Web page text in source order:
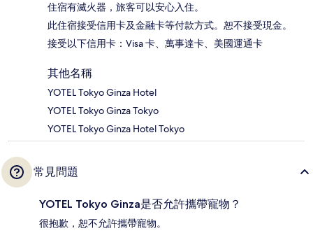
住宿有滅火器，旅客可以安心入住。
此住宿接受信用卡及金融卡等付款方式。恕不接受現金。
接受以下信用卡：Visa 卡、萬事達卡、美國運通卡
其他名稱
YOTEL Tokyo Ginza Hotel
YOTEL Tokyo Ginza Tokyo
YOTEL Tokyo Ginza Hotel Tokyo
常見問題
YOTEL Tokyo Ginza是否允許攜帶寵物？
很抱歉，恕不允許攜帶寵物。